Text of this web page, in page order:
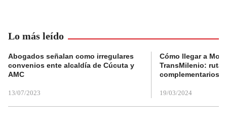
Lo más leído
Abogados señalan como irregulares
convenios ente alcaldía de Cúcuta y
AMC
13/07/2023
Cómo llegar a
TransMilenio:
complementarios
19/03/2024